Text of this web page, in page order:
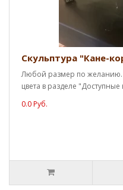
Скульптура "Кане-
Любой размер по
цвета в разделе "Доступные
0.0 Руб.